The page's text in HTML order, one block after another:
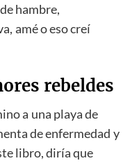
hambre,
amé o eso creí
rebeldes
a una playa de
de enfermedad y
libro, diría que